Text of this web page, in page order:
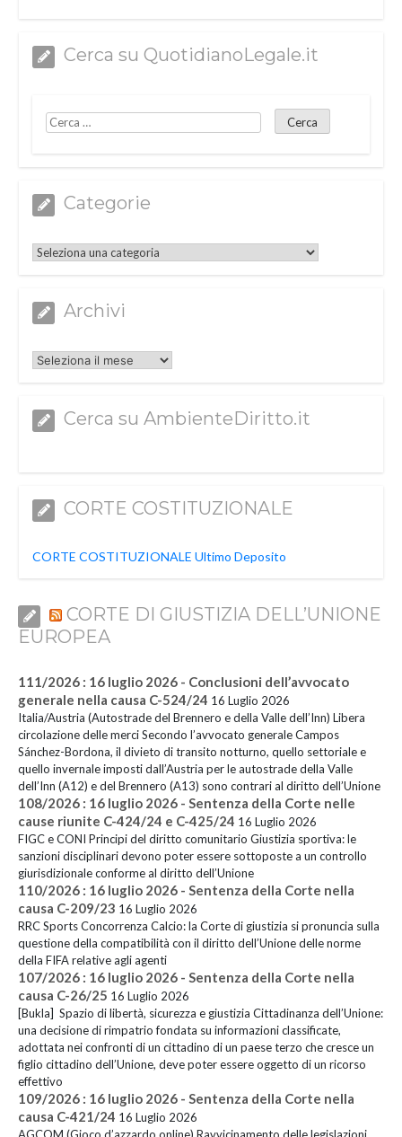
Cerca su QuotidianoLegale.it
Categorie
Categorie
Archivi
Archivi
Cerca su AmbienteDiritto.it
CORTE COSTITUZIONALE
CORTE COSTITUZIONALE Ultimo Deposito
CORTE DI GIUSTIZIA DELL’UNIONE
EUROPEA
111/2026 : 16 luglio 2026 - Conclusioni dell’avvocato
generale nella causa C-524/24 16 Luglio 2026
Italia/Austria (Autostrade del Brennero e della Valle dell’Inn) Libera
circolazione delle merci Secondo l’avvocato generale Campos
Sánchez-Bordona, il divieto di transito notturno, quello settoriale e
quello invernale imposti dall’Austria per le autostrade della Valle
dell’Inn (A12) e del Brennero (A13) sono contrari al diritto dell’Unione
108/2026 : 16 luglio 2026 - Sentenza della Corte nelle
cause riunite C-424/24 e C-425/24 16 Luglio 2026
FIGC e CONI Principi del diritto comunitario Giustizia sportiva: le
sanzioni disciplinari devono poter essere sottoposte a un controllo
giurisdizionale conforme al diritto dell’Unione
110/2026 : 16 luglio 2026 - Sentenza della Corte nella
causa C-209/23 16 Luglio 2026
RRC Sports Concorrenza Calcio: la Corte di giustizia si pronuncia sulla
questione della compatibilità con il diritto dell’Unione delle norme
della FIFA relative agli agenti
107/2026 : 16 luglio 2026 - Sentenza della Corte nella
causa C-26/25 16 Luglio 2026
[Bukla] Spazio di libertà, sicurezza e giustizia Cittadinanza dell’Unione:
una decisione di rimpatrio fondata su informazioni classificate,
adottata nei confronti di un cittadino di un paese terzo che cresce un
figlio cittadino dell’Unione, deve poter essere oggetto di un ricorso
effettivo
109/2026 : 16 luglio 2026 - Sentenza della Corte nella
causa C-421/24 16 Luglio 2026
AGCOM (Gioco d’azzardo online) Ravvicinamento delle legislazioni